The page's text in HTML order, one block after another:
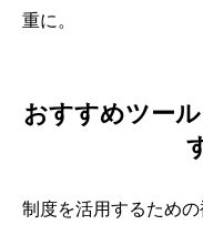
重に。
おすすめツー
制度を活用するため